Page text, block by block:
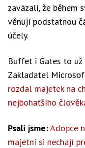
zavázali, že během
věnují podstatnou
účely.
Buffet i Gates to
Zakladatel
rozdal majetek na
nejbohatšího
Psali jsme:Adopce
majetní si nechají